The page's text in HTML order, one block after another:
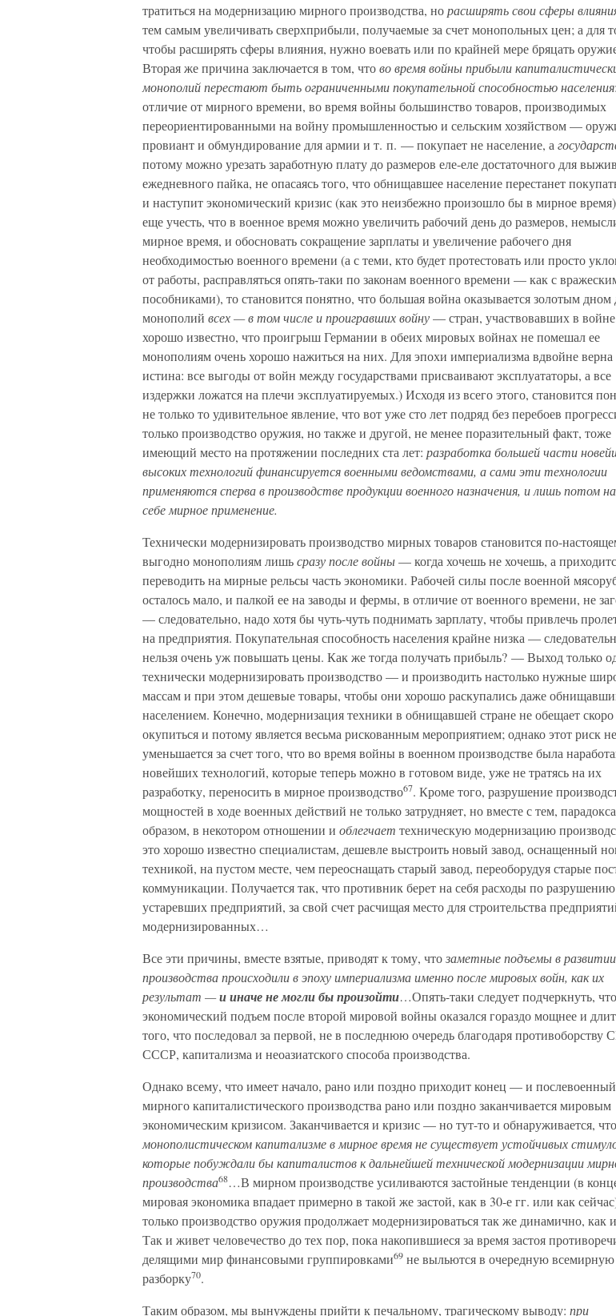
тратиться на модернизацию мирного производства, норасширять свои сферы
тем самым увеличивать сверхприбыли, получаемые за счет монопольных цен; а для
чтобы расширять сферы влияния, нужно воевать или по крайней мере бряцать
Вторая же причина заключается в том, чтово время войны прибыли
монополий перестают быть ограниченными покупательной способностью населения
отличие от мирного времени, во время войны большинство товаров, производимых
переориентированными на войну промышленностью и сельским хозяйством —
провиант и обмундирование для армии и т. п. — покупает не население, а
потому можно урезать заработную плату до размеров еле-еле достаточного для
ежедневного пайка, не опасаясь того, что обнищавшее население перестанет
и наступит экономический кризис (как это неизбежно произошло бы в мирное
еще учесть, что в военное время можно увеличить рабочий день до размеров,
мирное время, и обосновать сокращение зарплаты и увеличение рабочего дня
необходимостью военного времени (а с теми, кто будет протестовать или просто
от работы, расправляться опять-таки по законам военного времени — как с
пособниками), то становится понятно, что большая война оказывается золотым дном
монополий всех — в том числе и проигравших войну— стран, участвовавших в
хорошо известно, что проигрыш Германии в обеих мировых войнах не помешал ее
монополиям очень хорошо нажиться на них. Для эпохи империализма вдвойне верна
истина: все выгоды от войн между государствами присваивают эксплуататоры, а все
издержки ложатся на плечи эксплуатируемых.) Исходя из всего этого, становится
не только то удивительное явление, что вот уже сто лет подряд без перебоев
только производство оружия, но также и другой, не менее поразительный факт, тоже
имеющий место на протяжении последних ста лет: разработка большей части
высоких технологий финансируется военными ведомствами, а сами эти технологии
применяются сперва в производстве продукции военного назначения, и лишь потом
себе мирное применение.
Технически модернизировать производство мирных товаров становится по-
выгодно монополиям лишьсразу после войны— когда хочешь не хочешь, а
переводить на мирные рельсы часть экономики. Рабочей силы после военной
осталось мало, и палкой ее на заводы и фермы, в отличие от военного времени, не
— следовательно, надо хотя бы чуть-чуть поднимать зарплату, чтобы привлечь
на предприятия. Покупательная способность населения крайне низка —
нельзя очень уж повышать цены. Как же тогда получать прибыль? — Выход только
технически модернизировать производство — и производить настолько нужные
массам и при этом дешевые товары, чтобы они хорошо раскупались даже
населением. Конечно, модернизация техники в обнищавшей стране не обещает скоро
окупиться и потому является весьма рискованным мероприятием; однако этот риск
уменьшается за счет того, что во время войны в военном производстве была
новейших технологий, которые теперь можно в готовом виде, уже не тратясь на их
разработку, переносить в мирное производство67. Кроме того, разрушение
мощностей в ходе военных действий не только затрудняет, но вместе с тем,
образом, в некотором отношении и облегчает техническую модернизацию
это хорошо известно специалистам, дешевле выстроить новый завод, оснащенный
техникой, на пустом месте, чем переоснащать старый завод, переоборудуя старые
коммуникации. Получается так, что противник берет на себя расходы по разрушению
устаревших предприятий, за свой счет расчищая место для строительства
модернизированных…
Все эти причины, вместе взятые, приводят к тому, чтозаметные подъемы в
производства происходили в эпоху империализма именно после мировых войн, как их
результат —и иначе не могли бы произойти…Опять-таки следует подчеркнуть, что
экономический подъем после второй мировой войны оказался гораздо мощнее и
того, что последовал за первой, не в последнюю очередь благодаря
СССР, капитализма и неоазиатского способа производства.
Однако всему, что имеет начало, рано или поздно приходит конец — и
мирного капиталистического производства рано или поздно заканчивается мировым
экономическим кризисом. Заканчивается и кризис — но тут-то и обнаруживается, что
монополистическом капитализме в мирное время не существует устойчивых
которые побуждали бы капиталистов к дальнейшей технической модернизации
производства68…В мирном производстве усиливаются застойные тенденции (в
мировая экономика впадает примерно в такой же застой, как в 30-е гг. или как
только производство оружия продолжает модернизироваться так же динамично, как
Так и живет человечество до тех пор, пока накопившиеся за время застоя
делящими мир финансовыми группировками69 не выльются в очередную всемирную
разборку70.
Таким образом, мы вынуждены прийти к печальному, трагическому выводу: при